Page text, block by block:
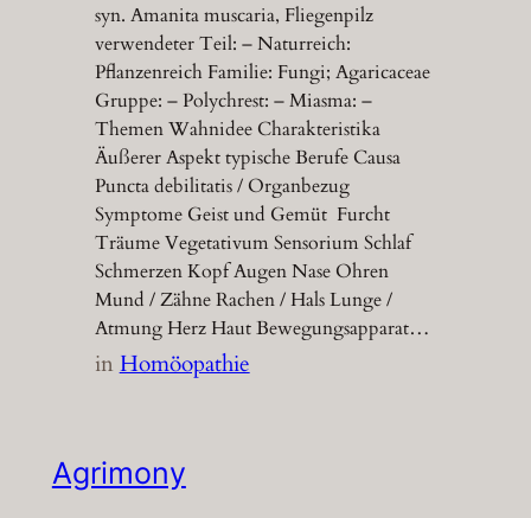
syn. Amanita muscaria, Fliegenpilz
verwendeter Teil: – Naturreich:
Pflanzenreich Familie: Fungi; Agaricaceae
Gruppe: – Polychrest: – Miasma: –
Themen Wahnidee Charakteristika
Äußerer Aspekt typische Berufe Causa
Puncta debilitatis / Organbezug
Symptome Geist und Gemüt Furcht
Träume Vegetativum Sensorium Schlaf
Schmerzen Kopf Augen Nase Ohren
Mund / Zähne Rachen / Hals Lunge /
Atmung Herz Haut Bewegungsapparat…
inHomöopathie
Agrimony